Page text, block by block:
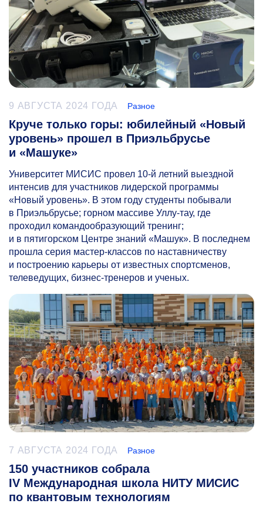
9 АВГУСТА 2024 ГОДА Разное
Круче только горы: юбилейный «Новый
уровень» прошел в Приэльбрусье
и «Машуке»
Университет МИСИС провел 10-й летний выездной
интенсив для участников лидерской программы
«Новый уровень». В этом году студенты побывали
в Приэльбрусье; горном массиве Уллу-тау, где
проходил командообразующий тренинг;
и в пятигорском Центре знаний «Машук». В последнем
прошла серия мастер-классов по наставничеству
и построению карьеры от известных спортсменов,
телеведущих, бизнес-тренеров и ученых.
7 АВГУСТА 2024 ГОДА Разное
150 участников собрала
IV Международная школа НИТУ МИСИС
по квантовым технологиям